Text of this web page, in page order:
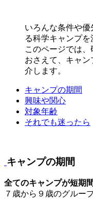
いろんな条件や
る科学キャンプを
このページでは
おさえて、キャ
介します。
キャンプの期間
興味や関心
対象年齢
それでも迷ったら
キャンプの期間
全てのキャンプが短期
７歳から９歳のグルー